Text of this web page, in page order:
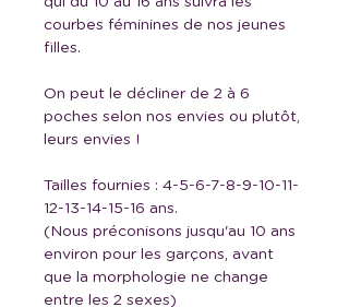
courbes féminines de nos jeunes
filles.
On peut le décliner de 2 à 6
poches selon nos envies ou plutôt,
leurs envies !
Tailles fournies : 4-5-6-7-8-9-10-11-
12-13-14-15-16 ans.
(Nous préconisons jusqu'au 10 ans
environ pour les garçons, avant
que la morphologie ne change
entre les 2 sexes)